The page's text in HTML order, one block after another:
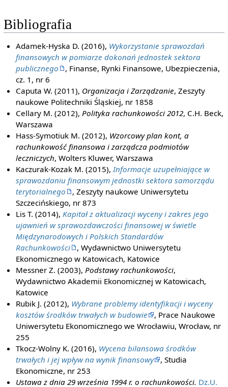
Bibliografia
Adamek-Hyska D. (2016), Wykorzystanie sprawozdań
finansowych w pomiarze dokonań jednostek sektora
publicznego
, Finanse, Rynki Finansowe, Ubezpieczenia,
cz. 1, nr 6
Caputa W. (2011), Organizacja i Zarządzanie, Zeszyty
naukowe Politechniki Śląskiej, nr 1858
Cellary M. (2012), Polityka rachunkowości 2012, C.H. Beck,
Warszawa
Hass-Symotiuk M. (2012), Wzorcowy plan kont, a
rachunkowość finansowa i zarządcza podmiotów
leczniczych, Wolters Kluwer, Warszawa
Kaczurak-Kozak M. (2015), Informacje uzupełniające w
sprawozdaniu finansowym jednostki sektora samorządu
terytorialnego
, Zeszyty naukowe Uniwersytetu
Szczecińskiego, nr 873
Lis T. (2014), Kapitał z aktualizacji wyceny i zakres jego
ujawnień w sprawozdawczości finansowej w świetle
Międzynarodowych i Polskich Standardów
Rachunkowości
, Wydawnictwo Uniwersytetu
Ekonomicznego w Katowicach, Katowice
Messner Z. (2003), Podstawy rachunkowości,
Wydawnictwo Akademii Ekonomicznej w Katowicach,
Katowice
Rubik J. (2012), Wybrane problemy identyfikacji i wyceny
kosztów środków trwałych w budowie
, Prace Naukowe
Uniwersytetu Ekonomicznego we Wrocławiu, Wrocław, nr
255
Tkocz-Wolny K. (2016), Wycena bilansowa środków
trwałych i jej wpływ na wynik finansowy
, Studia
Ekonomiczne, nr 253
Ustawa z dnia 29 września 1994 r. o rachunkowości. Dz.U.